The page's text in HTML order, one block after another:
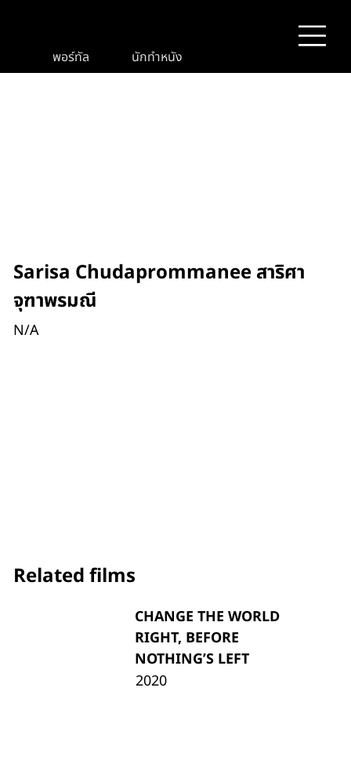
พอร์ทัล นักทำหนัง
Sarisa Chudaprommanee สาริศา
จุฑาพรมณี
N/A
Related films
CHANGE THE WORLD
RIGHT, BEFORE
NOTHING’S LEFT
2020